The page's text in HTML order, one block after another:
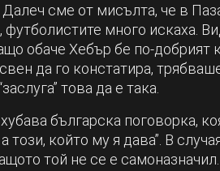
Далеч сме от мисълта, че в
футболистите много искаха.
обаче Хебър бе по-добрият
да го констатира,
това да е така.
българска поговорка,
този, който му я дава”. В
той не се е